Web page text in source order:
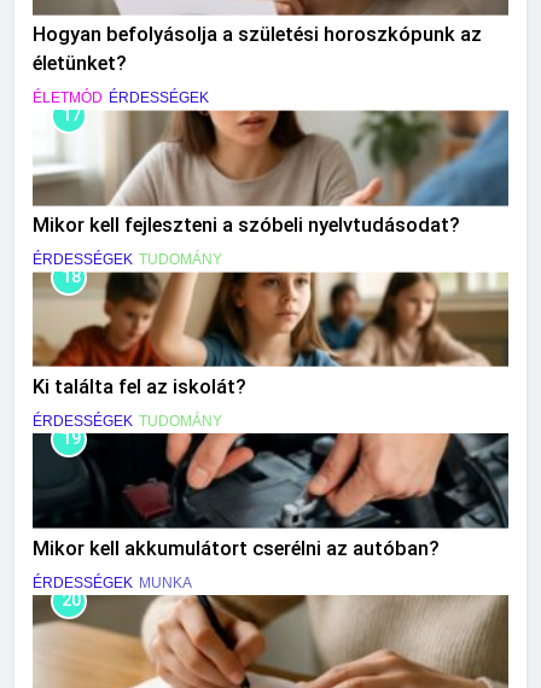
Hogyan befolyásolja a születési horoszkópunk az
életünket?
ÉLETMÓD ÉRDESSÉGEK
17
Mikor kell fejleszteni a szóbeli nyelvtudásodat?
ÉRDESSÉGEK TUDOMÁNY
18
Ki találta fel az iskolát?
ÉRDESSÉGEK TUDOMÁNY
19
Mikor kell akkumulátort cserélni az autóban?
ÉRDESSÉGEK MUNKA
20